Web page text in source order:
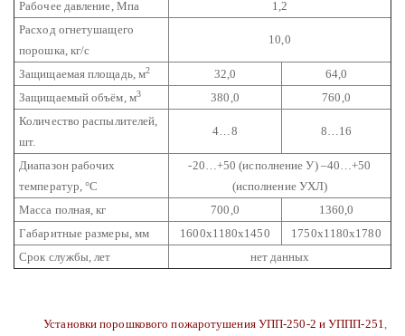
Рабочее давление, Мпа
1,2
Расход огнетушащего
порошка, кг/с
10,0
Защищаемая площадь, м2 32,0
64,0
Защищаемый объём, м3 380,0
760,0
Количество распылителей,
шт.
4…8 8…16
Диапазон рабочих
температур, °С
-20…+50 (исполнение У)–40…+50
(исполнение УХЛ)
Масса полная, кг
700,0
1360,0
Габаритные размеры, мм
1600х1180х1450
1750х1180х1780
Срок службы, лет
нет данных
Установки порошкового пожаротушения УПП-250-2 и УППП-251